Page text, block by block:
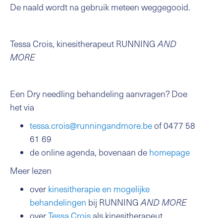
De naald wordt na gebruik meteen weggegooid.
Tessa Crois, kinesitherapeut RUNNINGAND
MORE
Een Dry needling behandeling aanvragen? Doe
het via
tessa.crois@runningandmore.beof 0477 58
61 69
de online agenda, bovenaan de homepage
Meer lezen
over kinesitherapie en mogelijke
behandelingen bij RUNNINGAND MORE
overTessa Croisals kinesitherapeut